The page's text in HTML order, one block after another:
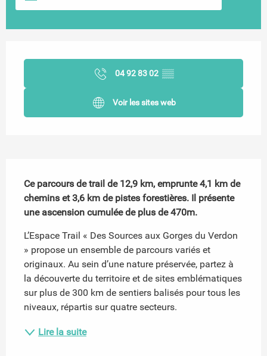
04 92 83 02 ▒▒
Voir les sites web
Ce parcours de trail de 12,9 km, emprunte 4,1 km de
chemins et 3,6 km de pistes forestières. Il présente
une ascension cumulée de plus de 470m.
L’Espace Trail « Des Sources aux Gorges du Verdon
» propose un ensemble de parcours variés et
originaux. Au sein d’une nature préservée, partez à
la découverte du territoire et de sites emblématiques
sur plus de 300 km de sentiers balisés pour tous les
niveaux, répartis sur quatre secteurs.
Lire la suite